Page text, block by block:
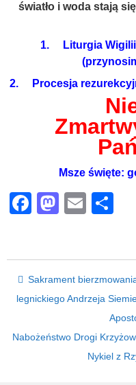
światło i woda stają
1. Liturgia Wigilii
2. Procesja
Msze święte:
Facebook
Email
Post
Sakrament
legnickiego Andrzeja
Nabożeństwo Drogi
Nykiel z